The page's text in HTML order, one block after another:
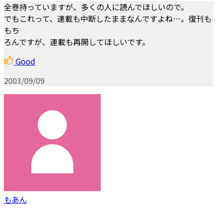
全巻持っていますが、多くの人に読んでほしいので。
でもこれって、連載も中断したままなんですよね…。復刊も
もち
ろんですが、連載も再開してほしいです。
Good
2003/09/09
もあん